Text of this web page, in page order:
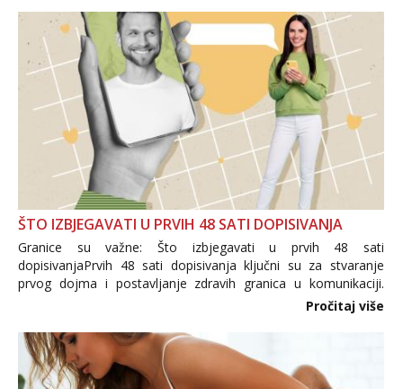
ŠTO IZBJEGAVATI U PRVIH 48 SATI DOPISIVANJA
Granice su važne: Što izbjegavati u prvih 48 sati
dopisivanjaPrvih 48 sati dopisivanja ključni su za stvaranje
prvog dojma i postavljanje zdravih granica u komunikaciji.
Važno je izbjeći prebrzo otkrivanje osobnih ili intimnih
informacija, jer nepoznata osoba još nije zaslužila to
povjerenje. Takođe...
Pročitaj više